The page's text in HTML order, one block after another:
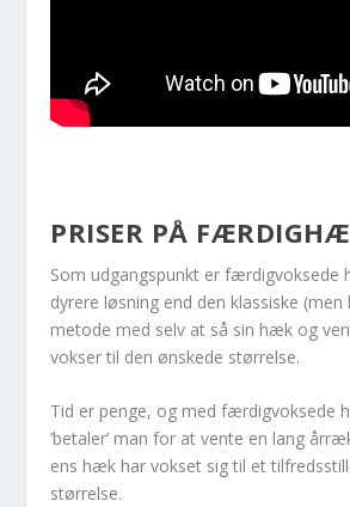
PRISER PÅ
Som udgangspunkt er færdigvoksede
dyrere løsning end den klassiske (men
metode med selv at så sin hæk og
vokser til den ønskede størrelse.
Tid er penge, og med færdigvoksede
’betaler’ man for at vente en lang
ens hæk har vokset sig til et
størrelse.